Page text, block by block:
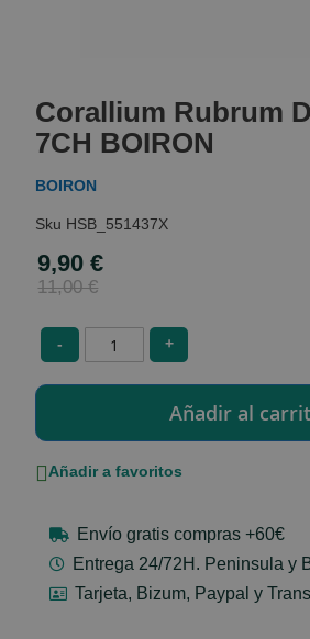
the
beginning
of
the
gallery
Corallium Rubrum
7CH BOIRON
BOIRON
HSB_551437X
Special
Price
9,90 €
11,00 €
- +
Añadir a favoritos
Envío gratis compras +60€
Entrega 24/72H. Peninsula y
Tarjeta, Bizum, Paypal y